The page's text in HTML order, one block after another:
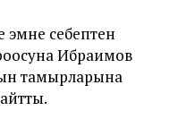
себептен
Ибраимов
тамырларына